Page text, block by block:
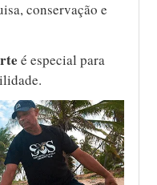
conservação e
é especial para